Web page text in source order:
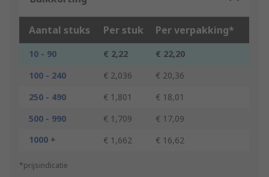
Aantal stuks Per stuk Per verpakking*
10 - 90 € 2,22
€ 22,20
100 - 240
€ 2,036
€ 20,36
250 - 490
€ 1,801
€ 18,01
500 - 990
€ 1,709
€ 17,09
1000 +
€ 1,662 € 16,62
*prijsindicatie